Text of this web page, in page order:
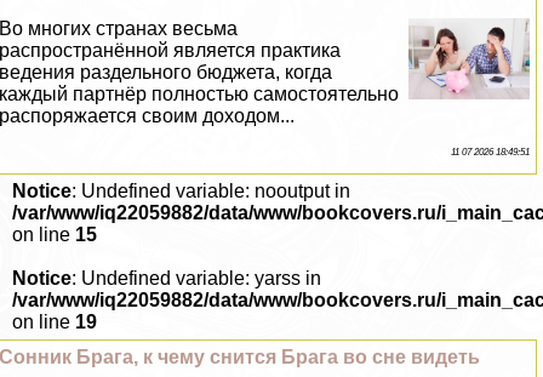
Во многих странах весьма
распространённой является пpaктика
ведения раздельного бюджета, когда
каждый партнёр полностью самостоятельно
распоряжается своим доходом...
11 07 2026 18:49:51
Notice: Undefined variable: nooutput in
/var/www/iq22059882/data/www/bookcovers.ru/
on line 15
Notice: Undefined variable: yarss in
/var/www/iq22059882/data/www/bookcovers.ru/
on line 19
Сонник Брага, к чему снится Брага во сне видеть